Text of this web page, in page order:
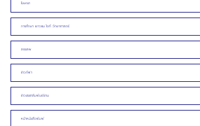
โฆษณา
การศึกษา เยาวชน ไอที วิทยาศาสตร์
สรรเสพ
ข่าวกีฬา
ข่าวประชาสัมพันธ์/งาน
หน้าหนังสือพิมพ์